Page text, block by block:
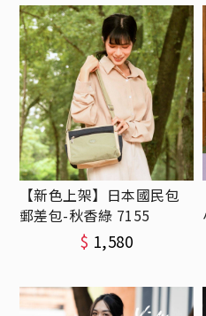
【新色上架】日本國民包
郵差包-秋香綠 7155
$ 1,580